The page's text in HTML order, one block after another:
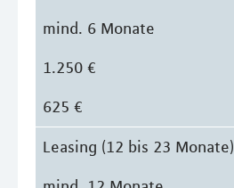
mind. 6 Monate
1.250 €
625 €
Leasing (12 bis 23 Monate)